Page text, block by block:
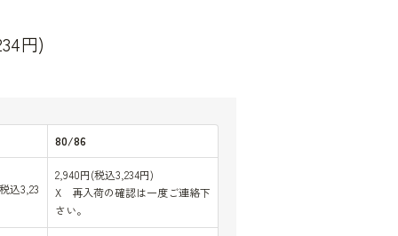
円)
80/86
込3,23
2,940円(税込3,234円)
X 再入荷の確認は一度ご連絡下
さい。